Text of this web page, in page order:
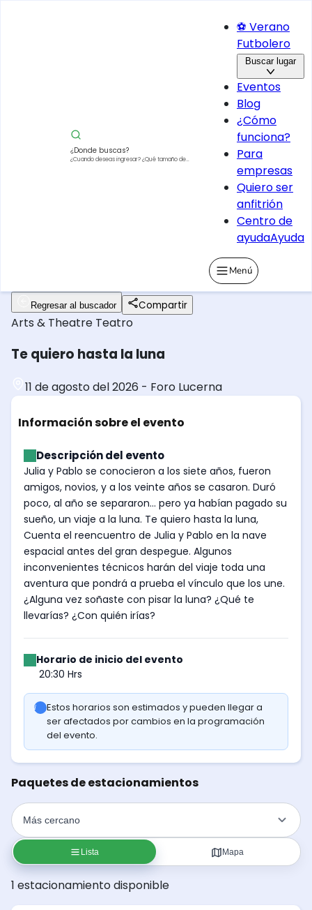
¿Donde buscas?
¿Cuando deseas ingresar?¿Qué tamaño de
⚽ Verano
Futbolero
Buscar lugar
Eventos
Blog
¿Cómo
funciona?
Para
empresas
Quiero ser
anfitrión
Centro de
ayudaAyuda
Menú
Regresar al buscador Compartir
Arts & Theatre Teatro
Te quiero hasta la luna
11 de agosto del 2026 - Foro Lucerna
Información sobre el evento
Descripción del evento
Julia y Pablo se conocieron a los siete años, fueron
amigos, novios, y a los veinte años se casaron. Duró
poco, al año se separaron... pero ya habían pagado su
sueño, un viaje a la luna. Te quiero hasta la luna,
Cuenta el reencuentro de Julia y Pablo en la nave
espacial antes del gran despegue. Algunos
inconvenientes técnicos harán del viaje toda una
aventura que pondrá a prueba el vínculo que los une.
¿Alguna vez soñaste con pisar la luna? ¿Qué te
llevarías? ¿Con quién irías?
Horario de inicio del evento
20:30 Hrs
Estos horarios son estimados y pueden llegar a
ser afectados por cambios en la programación
del evento.
Paquetes de estacionamientos
Lista Mapa
1 estacionamiento disponible